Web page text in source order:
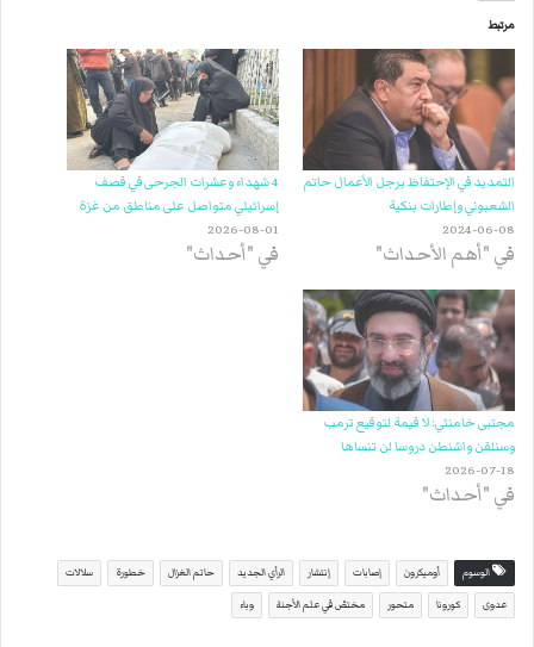
مرتبط
التمديد في الإحتفاظ برجل الأعمال حاتم
الشعبوني وإطارات بنكية
2024-06-08
في "أهم الأحداث"
4 شهداء وعشرات الجرحى في قصف
إسرائيلي متواصل على مناطق من غزة
2026-08-01
في "أحداث"
مجتبى خامنئي: لا قيمة لتوقيع ترمب
وسنلقن واشنطن دروسا لن تنساها
2026-07-18
في "أحداث"
الوسوم أوميكرون إصابات إنتشار الرأي الجديد حاتم الغزال خطورة سلالات
عدوى كورونا متحور مختصّ في علم الأجنة وباء